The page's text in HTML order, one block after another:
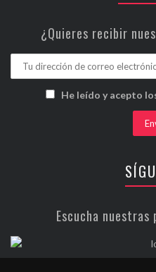
¿Quieres recibir
He leído y acepto
Escucha